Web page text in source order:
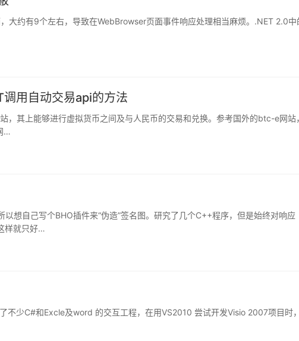
大约有9个左右，导致在WebBrowser页面事件响应处理相当麻烦。.NET 2.0中
用自动交易api的方法
，其上能够进行虚拟货币之间及与人民币的交易和兑换。参考国外的btc-e网站
…
想自己写个BHO插件来“伪造”签名图。研究了几个C++程序，但是始终对响应
样就只好…
不少C#和Excle及word 的交互工程，在用VS2010 尝试开发Visio 2007项目时